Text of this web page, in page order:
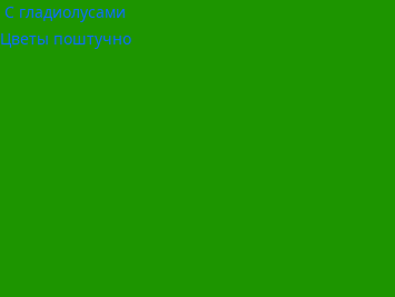
С гладиолусами
Цветы поштучно